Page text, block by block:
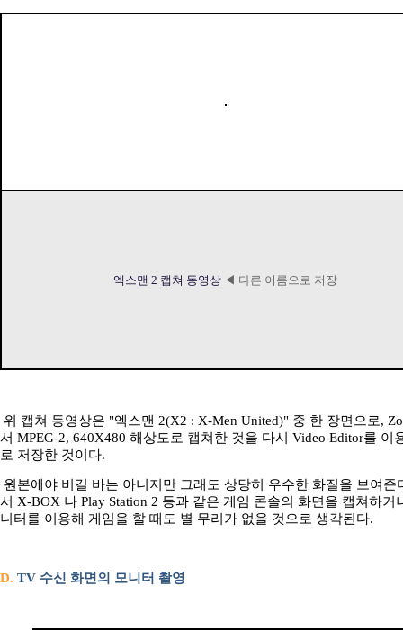
엑스맨 2 캡쳐 동영상 ◀ 다른 이름으로 저장
위 캡쳐 동영상은 "엑스맨 2(X2 : X-Men United)" 중 한 장면으로,
서 MPEG-2, 640X480 해상도로 캡쳐한 것을 다시 Video Editor를 이
로 저장한 것이다.
원본에야 비길 바는 아니지만 그래도 상당히 우수한 화질을 보여준
서 X-BOX 나 Play Station 2 등과 같은 게임 콘솔의 화면을 캡쳐하거
니터를 이용해 게임을 할 때도 별 무리가 없을 것으로 생각된다.
D. TV 수신 화면의 모니터 촬영